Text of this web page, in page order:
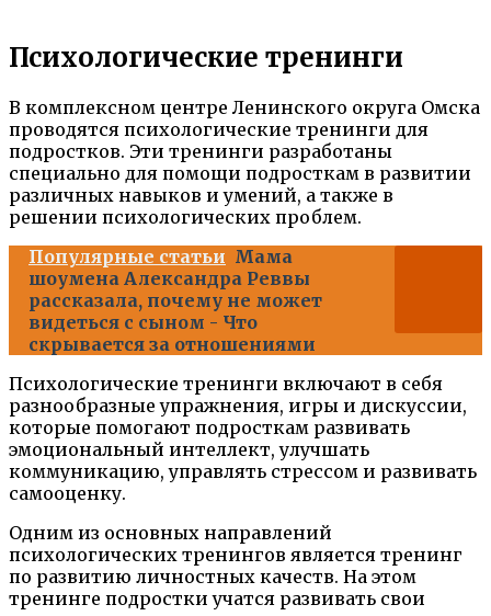
Психологические тренинги
В комплексном центре Ленинского округа Омска
проводятся психологические тренинги для
подростков. Эти тренинги разработаны
специально для помощи подросткам в развитии
различных навыков и умений, а также в
решении психологических проблем.
Популярные статьи Мама
шоумена Александра Реввы
рассказала, почему не может
видеться с сыном - Что
скрывается за отношениями
Психологические тренинги включают в себя
разнообразные упражнения, игры и дискуссии,
которые помогают подросткам развивать
эмоциональный интеллект, улучшать
коммуникацию, управлять стрессом и развивать
самооценку.
Одним из основных направлений
психологических тренингов является тренинг
по развитию личностных качеств. На этом
тренинге подростки учатся развивать свои